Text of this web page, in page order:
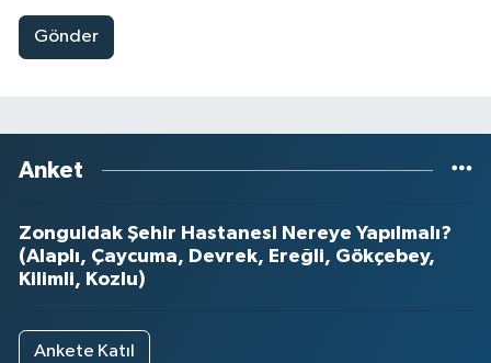
Gönder
Anket
Zonguldak Şehir Hastanesi Nereye Yapılmalı?
(Alaplı, Çaycuma, Devrek, Ereğli, Gökçebey,
Kilimli, Kozlu)
Ankete Katıl